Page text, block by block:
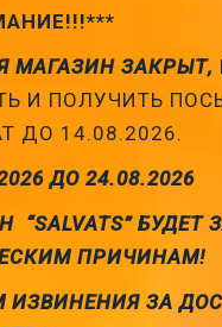
4...13mcd, 5.55V/
Artikuls:DLC2-6ID
МАГАЗИН ЗАКРЫТ,
И ПОЛУЧИТЬ
ДО 14.08.2026.
ДО 24.08.2026
“SALVATS” БУДЕТ
ПРИЧИНАМ!
ИЗВИНЕНИЯ ЗА